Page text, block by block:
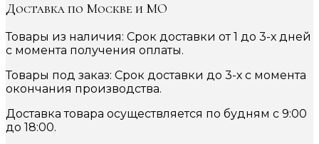
Доставка по Москве и МО
Товары из наличия: Срок доставки от 1 до 3-х дней
с момента получения оплаты.
Товары под заказ: Срок доставки до 3-х с момента
окончания производства.
Доставка товара осуществляется по будням с 9:00
до 18:00.